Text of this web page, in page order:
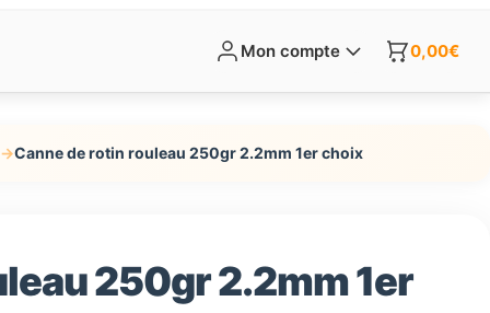
Mon compte 0,00€
→Canne de rotin rouleau 250gr 2.2mm 1er choix
250gr 2.2mm 1er